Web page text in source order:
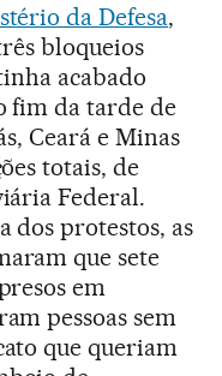
da Defesa,
bloqueios
acabado
fim da tarde de
Ceará e Minas
totais, de
Federal.
dos protestos, as
que sete
em
pessoas sem
que queriam